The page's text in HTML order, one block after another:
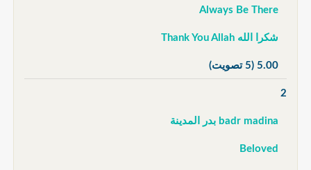
Always Be There
شكرا الله Thank You Allah
5.00 (5 تصويت)
2
badr madina بدر المدينة
Beloved